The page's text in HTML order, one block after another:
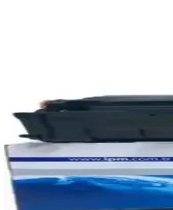
Melsan tarafından sunulan yüksek kapasiteli ve
Poyraz HP 106A-W1106A Chipli
Poyraz HP 106A-W1106A chipli muadil toner,
Elektronik Ürünlerde Güncel KDV
Güncel KDV oranları ve vergi düzenlemeleri,
Samsung SL-M2070 Serisi Yazıcılar
Samsung SL-M2070 serisi yazıcılar için yüksek